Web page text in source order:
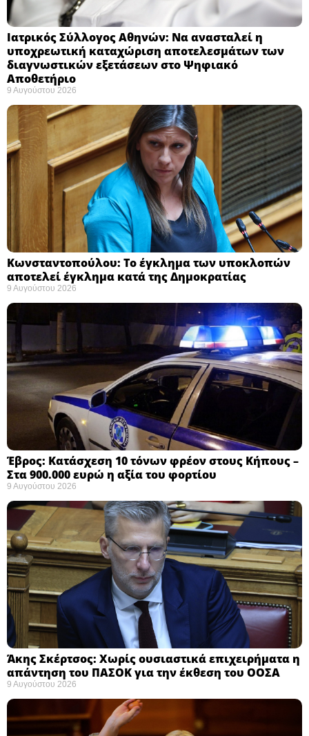
Ιατρικός Σύλλογος Αθηνών: Να ανασταλεί η
υποχρεωτική καταχώριση αποτελεσμάτων των
διαγνωστικών εξετάσεων στο Ψηφιακό
Αποθετήριο ​
9 Αυγούστου 2026
Κωνσταντοπούλου: Το έγκλημα των υποκλοπών
αποτελεί έγκλημα κατά της Δημοκρατίας ​
9 Αυγούστου 2026
Έβρος: Κατάσχεση 10 τόνων φρέον στους Κήπους –
Στα 900.000 ευρώ η αξία του φορτίου ​
9 Αυγούστου 2026
Άκης Σκέρτσος: Χωρίς ουσιαστικά επιχειρήματα η
απάντηση του ΠΑΣΟΚ για την έκθεση του ΟΟΣΑ ​
9 Αυγούστου 2026